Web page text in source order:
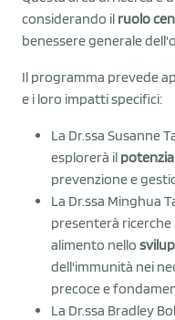
considerando il ruolo
benessere generale
Il programma prevede
e i loro impatti specifici:
La Dr.ssa Susanne
esplorerà il
prevenzione e
La Dr.ssa Minghua
presenterà
alimento nello
dell'immunità nei
precoce e
La Dr.ssa Bradley